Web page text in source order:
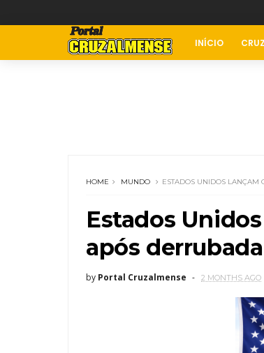
INÍCIO
HOME MUNDO ESTADOS UNIDOS LANÇAM
Estados
após
by Portal Cruzalmense 2 MONTHS AGO